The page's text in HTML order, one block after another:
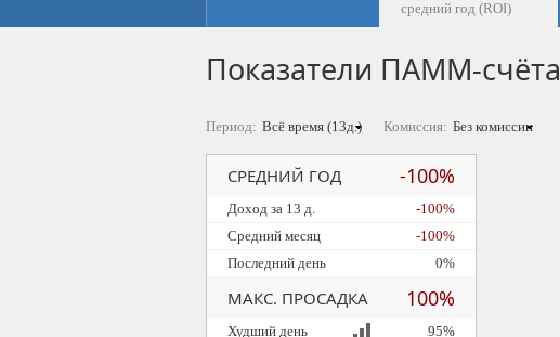
средний год (ROI)
Показатели ПАММ-счёта
Период: Комиссия:
СРЕДНИЙ ГОД -100%
Доход за 13 д.
-100%
Средний месяц
-100%
Последний день
0%
МАКС. ПРОСАДКА 100%
Худший день
95%